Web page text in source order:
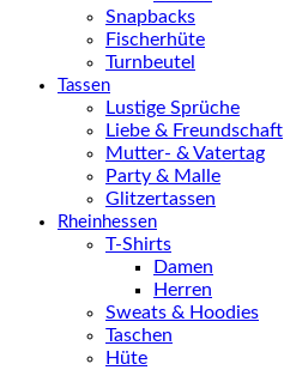
Snapbacks
Fischerhüte
Turnbeutel
Tassen
Lustige Sprüche
Liebe & Freundschaft
Mutter- & Vatertag
Party & Malle
Glitzertassen
Rheinhessen
T-Shirts
Damen
Herren
Sweats & Hoodies
Taschen
Hüte